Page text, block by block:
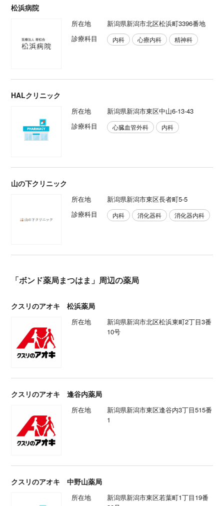
松浜病院
所在地
新潟県新潟市北区松浜町3396番地
診療科目
内科 心療内科 精神科
HALクリニック
所在地
新潟県新潟市東区中山6-13-43
診療科目
心臓血管外科 内科
山の下クリニック
所在地
新潟県新潟市東区長者町5-5
診療科目
内科 消化器科 消化器内科
「ボンド薬局まつはま」周辺の薬局
クスリのアオキ 松浜薬局
所在地
新潟県新潟市北区松浜東町2丁目3番
10号
クスリのアオキ 逢谷内薬局
所在地
新潟県新潟市東区逢谷内3丁目515番
1
クスリのアオキ 中野山薬局
所在地
新潟県新潟市東区若葉町1丁目19番